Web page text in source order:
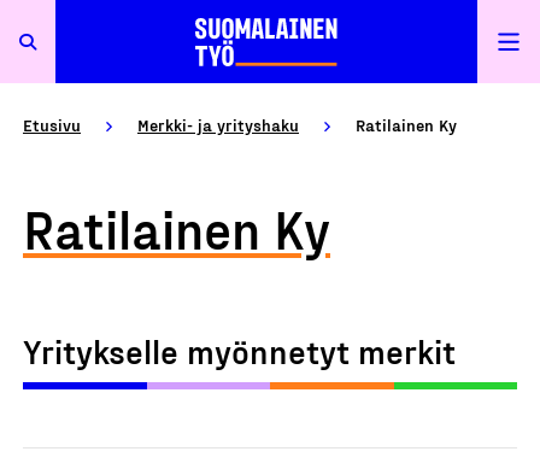
Etusivu Merkki- ja yrityshaku Ratilainen Ky
Ratilainen Ky
Yritykselle myönnetyt merkit